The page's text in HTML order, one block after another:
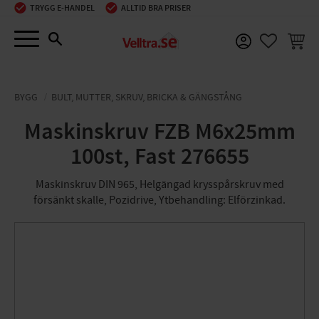
Meny
TRYGG E-HANDEL ALLTID BRA PRISER
BYGG BULT, MUTTER, SKRUV, BRICKA & GÄNGSTÅNG
Maskinskruv FZB M6x25mm
100st, Fast 276655
Maskinskruv DIN 965, Helgängad krysspårskruv med
försänkt skalle, Pozidrive, Ytbehandling: Elförzinkad.